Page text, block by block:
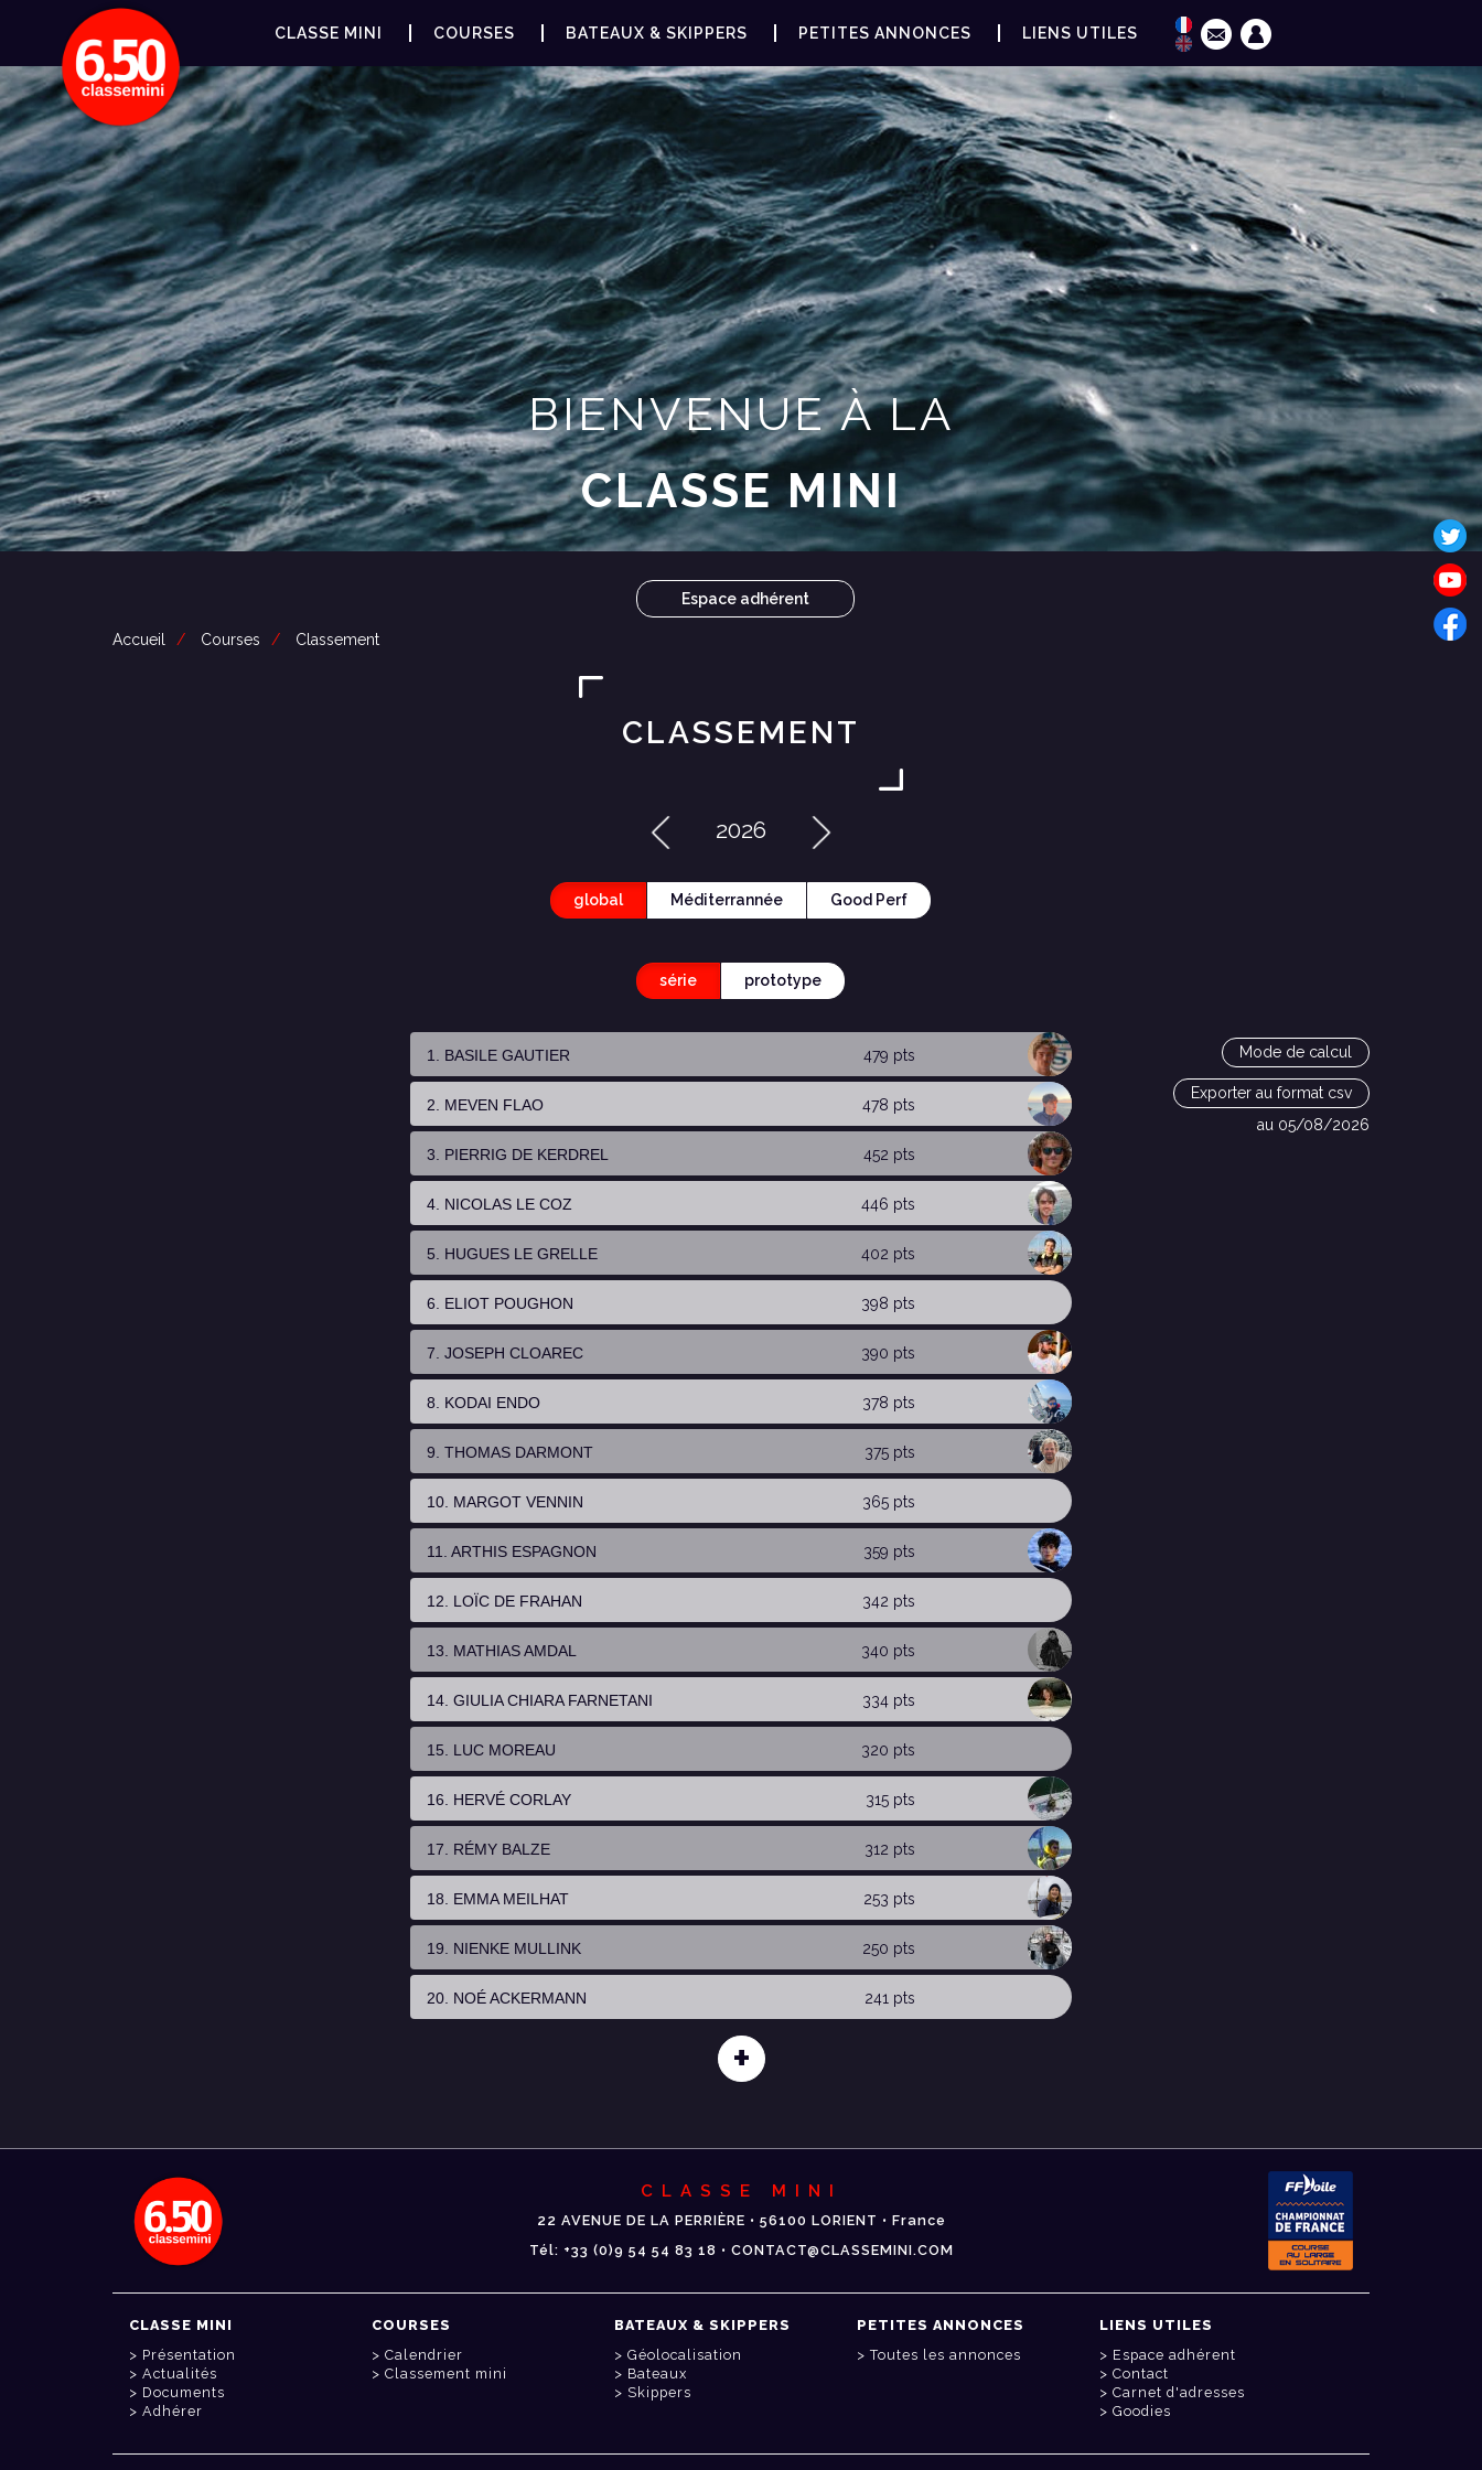
CLASSE MINI COURSES BATEAUX & SKIPPERS PETITES ANNONCES LIENS UTILES
BIENVENUE À LA
CLASSE MINI
Espace adhérent
Accueil Courses Classement
CLASSEMENT
2026
global Méditerrannée Good Perf
série prototype
Mode de calcul
Exporter au format csv
au 05/08/2026
1. BASILE GAUTIER 479 pts
2. MEVEN FLAO 478 pts
3. PIERRIG DE KERDREL 452 pts
4. NICOLAS LE COZ 446 pts
5. HUGUES LE GRELLE 402 pts
6. ELIOT POUGHON 398 pts
7. JOSEPH CLOAREC 390 pts
8. KODAI ENDO 378 pts
9. THOMAS DARMONT 375 pts
10. MARGOT VENNIN 365 pts
11. ARTHIS ESPAGNON 359 pts
12. LOÏC DE FRAHAN 342 pts
13. MATHIAS AMDAL 340 pts
14. GIULIA CHIARA FARNETANI 334 pts
15. LUC MOREAU 320 pts
16. HERVÉ CORLAY 315 pts
17. RÉMY BALZE 312 pts
18. EMMA MEILHAT 253 pts
19. NIENKE MULLINK 250 pts
20. NOÉ ACKERMANN 241 pts
+
CLASSE MINI
22 AVENUE DE LA PERRIÈRE • 56100 LORIENT • France
Tél: +33 (0)9 54 54 83 18 • CONTACT@CLASSEMINI.COM
CLASSE MINI
Présentation
Actualités
Documents
Adhérer
COURSES
Calendrier
Classement mini
BATEAUX & SKIPPERS
Géolocalisation
Bateaux
Skippers
PETITES ANNONCES
Toutes les annonces
LIENS UTILES
Espace adhérent
Contact
Carnet d'adresses
Goodies